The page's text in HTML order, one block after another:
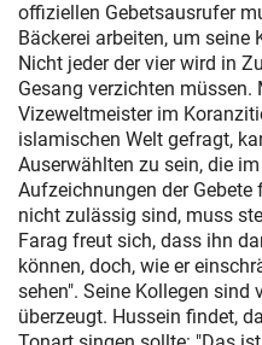
offiziellen Gebetsausrufer
Bäckerei arbeiten, um seine
Nicht jeder der vier wird in
Gesang verzichten
Vizeweltmeister im
islamischen Welt gefragt,
Auserwählten zu sein, die
Aufzeichnungen der
nicht zulässig sind, muss
Farag freut sich, dass ihn
können, doch, wie er
sehen". Seine Kollegen
überzeugt. Hussein findet,